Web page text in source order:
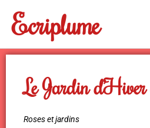
contenu
Ecriplume
Le Jardin d’Hiver
Roses et jardins